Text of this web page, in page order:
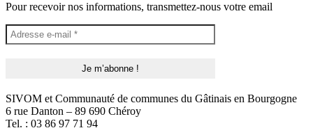
Pour recevoir nos informations, transmettez-nous votre email
SIVOM et Communauté de communes du Gâtinais en Bourgogne
6 rue Danton – 89 690 Chéroy
Tel. : 03 86 97 71 94